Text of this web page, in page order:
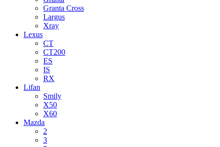
Granta Cross
Largus
Xray
Lexus
CT
CT200
ES
IS
RX
Lifan
Smily
X50
X60
Mazda
2
3